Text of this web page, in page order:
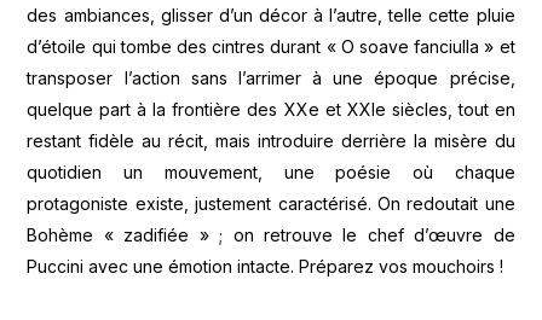
des ambiances, glisser d’un décor à l’autre, telle cette pluie
d’étoile qui tombe des cintres durant « O soave fanciulla » et
transposer l’action sans l’arrimer à une époque précise,
quelque part à la frontière des XXe et XXIe siècles, tout en
restant fidèle au récit, mais introduire derrière la misère du
quotidien un mouvement, une poésie où chaque
protagoniste existe, justement caractérisé. On redoutait une
Bohème « zadifiée » ; on retrouve le chef d’œuvre de
Puccini avec une émotion intacte. Préparez vos mouchoirs !